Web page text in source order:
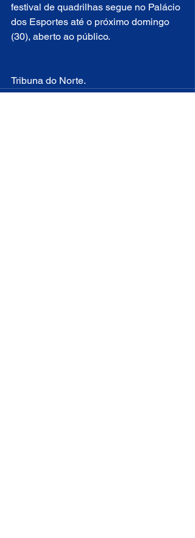
festival de quadrilhas segue no Palácio
dos Esportes até o próximo domingo
(30), aberto ao público.
Tribuna do Norte.